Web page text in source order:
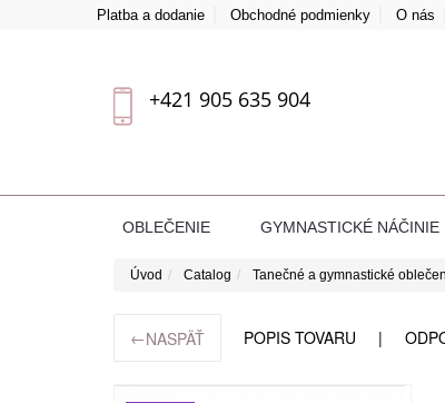
Platba a dodanie Obchodné podmienky O nás
+421 905 635 904
OBLEČENIE GYMNASTICKÉ NÁČINIE
Úvod Catalog Tanečné a gymnastické
←NASPÄŤ POPIS TOVARU